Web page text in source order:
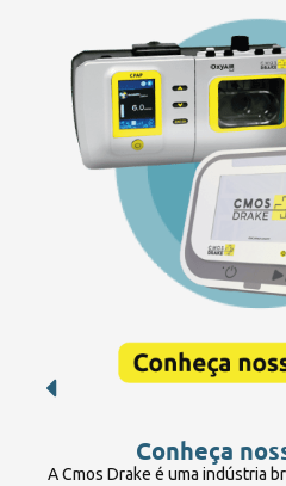
Conheça
A Cmos Drake é uma indústria